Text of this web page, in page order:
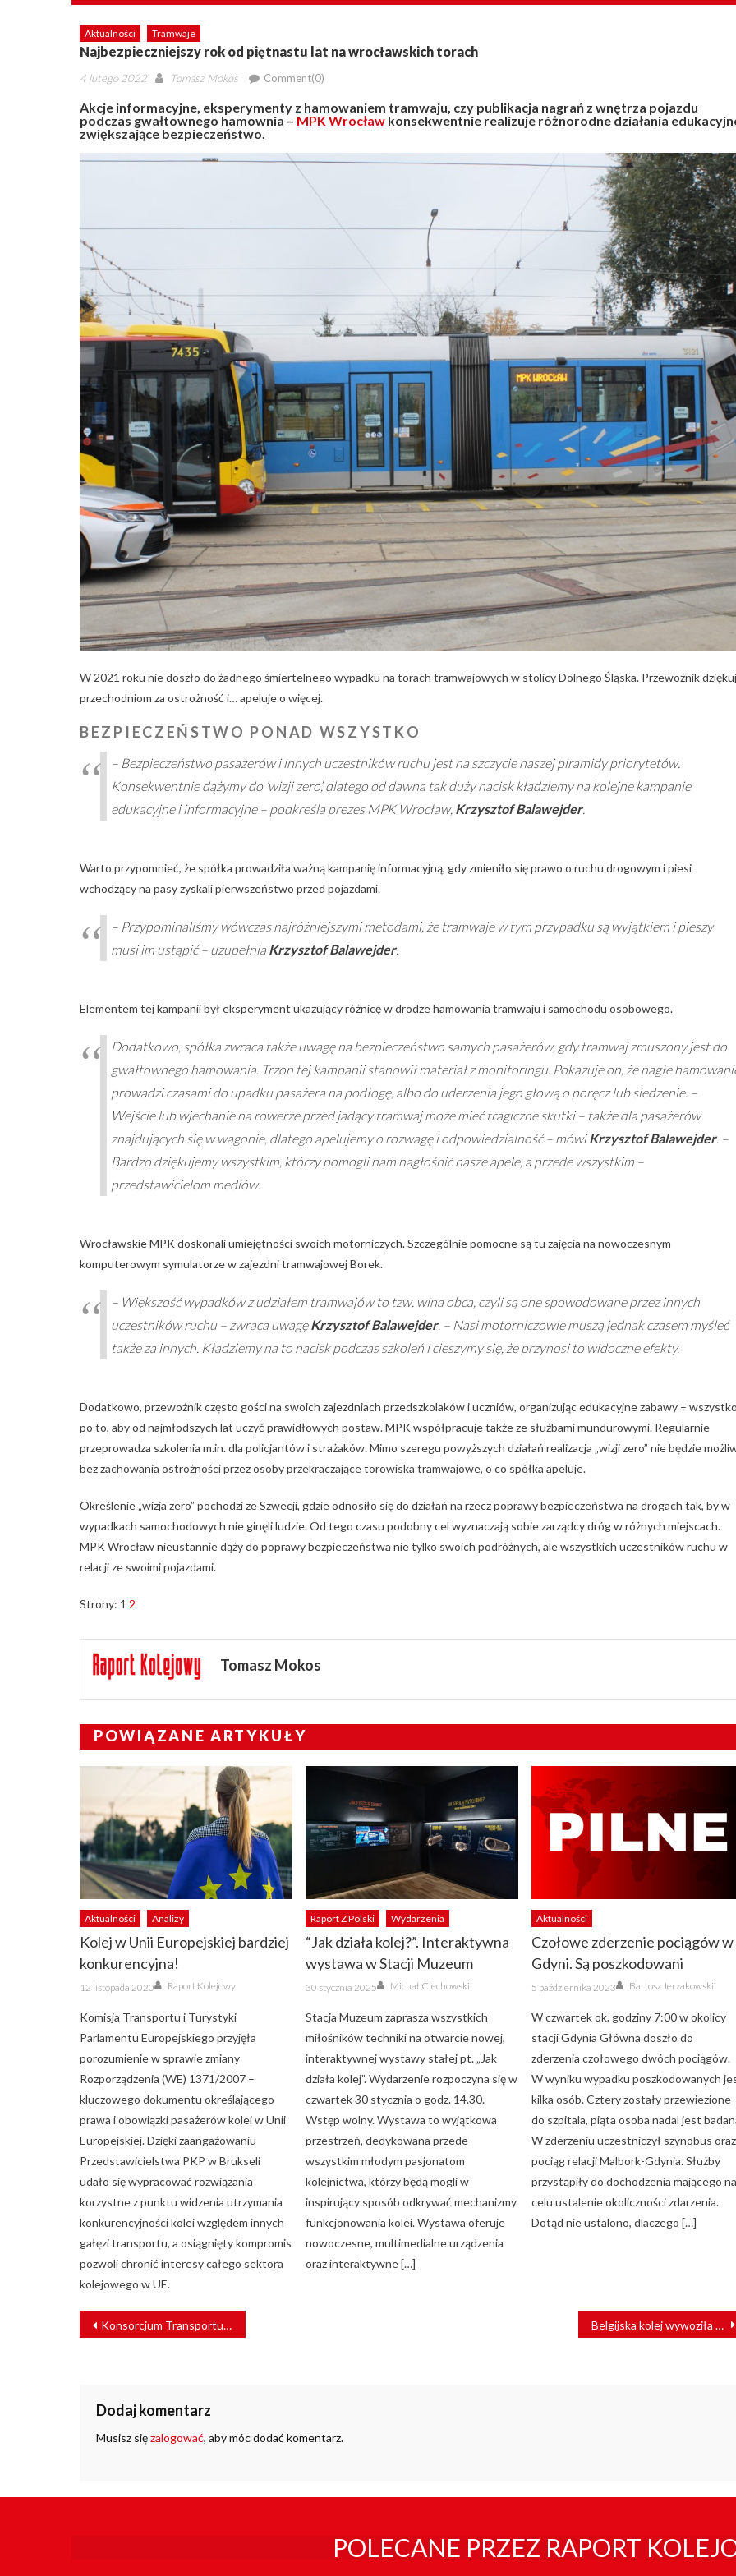
Aktualności Tramwaje
Najbezpieczniejszy rok od piętnastu lat na wrocławskich torach
Posted
4 lutego 2022 Author
Tomasz Mokos Comment(0)
Akcje informacyjne, eksperymenty z hamowaniem tramwaju, czy publikacja nagrań z wnętrza pojazdu
podczas gwałtownego hamownia – MPK Wrocław konsekwentnie realizuje różnorodne działania
zwiększające bezpieczeństwo.
W 2021 roku nie doszło do żadnego śmiertelnego wypadku na torach tramwajowych w stolicy Dolnego Śląska. Przewoźnik
przechodniom za ostrożność i… apeluje o więcej.
BEZPIECZEŃSTWO PONAD WSZYSTKO
– Bezpieczeństwo pasażerów i innych uczestników ruchu jest na szczycie naszej piramidy priorytetów.
Konsekwentnie dążymy do ‘wizji zero’, dlatego od dawna tak duży nacisk kładziemy na kolejne kampanie
edukacyjne i informacyjne– podkreśla prezes MPK Wrocław, Krzysztof Balawejder.
Warto przypomnieć, że spółka prowadziła ważną kampanię informacyjną, gdy zmieniło się prawo o ruchu drogowym i piesi
wchodzący na pasy zyskali pierwszeństwo przed pojazdami.
– Przypominaliśmy wówczas najróżniejszymi metodami, że tramwaje w tym przypadku są wyjątkiem i pieszy
musi im ustąpić– uzupełnia Krzysztof Balawejder.
Elementem tej kampanii był eksperyment ukazujący różnicę w drodze hamowania tramwaju i samochodu osobowego.
Dodatkowo, spółka zwraca także uwagę na bezpieczeństwo samych pasażerów, gdy tramwaj zmuszony jest do
gwałtownego hamowania. Trzon tej kampanii stanowił materiał z monitoringu. Pokazuje on, że nagłe
prowadzi czasami do upadku pasażera na podłogę, albo do uderzenia jego głową o poręcz lub siedzenie. –
Wejście lub wjechanie na rowerze przed jadący tramwaj może mieć tragiczne skutki – także dla pasażerów
znajdujących się w wagonie, dlatego apelujemy o rozwagę i odpowiedzialność– mówiKrzysztof Balawejder. –
Bardzo dziękujemy wszystkim, którzy pomogli nam nagłośnić nasze apele, a przede wszystkim –
przedstawicielom mediów.
Wrocławskie MPK doskonali umiejętności swoich motorniczych. Szczególnie pomocne są tu zajęcia na nowoczesnym
komputerowym symulatorze w zajezdni tramwajowej Borek.
– Większość wypadków z udziałem tramwajów to tzw. wina obca, czyli są one spowodowane przez innych
uczestników ruchu – zwraca uwagęKrzysztof Balawejder. – Nasi motorniczowie muszą jednak czasem myśleć
także za innych. Kładziemy na to nacisk podczas szkoleń i cieszymy się, że przynosi to widoczne efekty.
Dodatkowo, przewoźnik często gości na swoich zajezdniach przedszkolaków i uczniów, organizując edukacyjne zabawy –
po to, aby od najmłodszych lat uczyć prawidłowych postaw. MPK współpracuje także ze służbami mundurowymi. Regularnie
przeprowadza szkolenia m.in. dla policjantów i strażaków. Mimo szeregu powyższych działań realizacja „wizji zero” nie będzie
bez zachowania ostrożności przez osoby przekraczające torowiska tramwajowe, o co spółka apeluje.
Określenie „wizja zero” pochodzi ze Szwecji, gdzie odnosiło się do działań na rzecz poprawy bezpieczeństwa na drogach tak, by w
wypadkach samochodowych nie ginęli ludzie. Od tego czasu podobny cel wyznaczają sobie zarządcy dróg w różnych miejscach.
MPK Wrocław nieustannie dąży do poprawy bezpieczeństwa nie tylko swoich podróżnych, ale wszystkich uczestników ruchu w
relacji ze swoimi pojazdami.
Strony: 1 2
Tomasz Mokos
POWIĄZANE ARTYKUŁY
Aktualności Analizy
Kolej w Unii Europejskiej bardziej
konkurencyjna!
Posted
on
12 listopada 2020 Author
Raport Kolejowy
Komisja Transportu i Turystyki
Parlamentu Europejskiego przyjęła
porozumienie w sprawie zmiany
Rozporządzenia (WE) 1371/2007 –
kluczowego dokumentu określającego
prawa i obowiązki pasażerów kolei w Unii
Europejskiej. Dzięki zaangażowaniu
Przedstawicielstwa PKP w Brukseli
udało się wypracować rozwiązania
korzystne z punktu widzenia utrzymania
konkurencyjności kolei względem innych
gałęzi transportu, a osiągnięty kompromis
pozwoli chronić interesy całego sektora
kolejowego w UE.
Raport Z Polski Wydarzenia
“Jak działa kolej?”. Interaktywna
wystawa w Stacji Muzeum
Posted
on
30 stycznia 2025 Author
Michał Ciechowski
Stacja Muzeum zaprasza wszystkich
miłośników techniki na otwarcie nowej,
interaktywnej wystawy stałej pt. „Jak
działa kolej”. Wydarzenie rozpoczyna się w
czwartek 30 stycznia o godz. 14.30.
Wstęp wolny. Wystawa to wyjątkowa
przestrzeń, dedykowana przede
wszystkim młodym pasjonatom
kolejnictwa, którzy będą mogli w
inspirujący sposób odkrywać mechanizmy
funkcjonowania kolei. Wystawa oferuje
nowoczesne, multimedialne urządzenia
oraz interaktywne […]
Aktualności
Czołowe zderzenie pociągów w
Gdyni. Są poszkodowani
Posted
on
5 października 2023 Author
Bartosz Jerzakowski
W czwartek ok. godziny 7:00 w okolicy
stacji Gdynia Główna doszło do
zderzenia czołowego dwóch pociągów.
W wyniku wypadku poszkodowanych
kilka osób. Cztery zostały przewiezione
do szpitala, piąta osoba nadal jest
W zderzeniu uczestniczył szynobus oraz
pociąg relacji Malbork-Gdynia. Służby
przystąpiły do dochodzenia mającego
celu ustalenie okoliczności zdarzenia.
Dotąd nie ustalono, dlaczego […]
NAWIGACJA
WPISU
Konsorcjum Transportu Kombinowanego zwiększy potencjał terminala Zduńska Wola Karsznice Belgijska kolej wywoziła Żydów do Auschwitz. Jest śledztwo
Dodaj komentarz
Musisz sięzalogować, aby móc dodać komentarz.
POLECANE PRZEZ RAPORT